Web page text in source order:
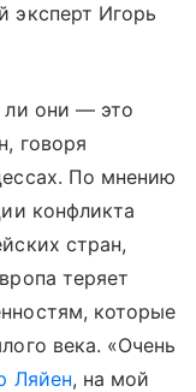
эксперт Игорь
ли они — это
говоря
По мнению
конфликта
стран,
теряет
которые
века. «Очень
Ляйен, на мой